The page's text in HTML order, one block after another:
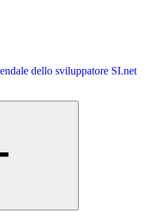
SI.net